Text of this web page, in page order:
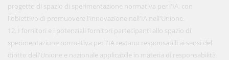
progetto di spazio di sperimentazione normativa per l'IA, con
l'obiettivo di promuovere l'innovazione nell'IA nell'Unione.
12. I fornitori e i potenziali fornitori partecipanti allo spazio di
sperimentazione normativa per l'IA restano responsabili ai sensi del
diritto dell'Unione e nazionale applicabile in materia di responsabilità